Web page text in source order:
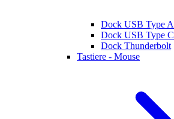
Dock USB Type A
Dock USB Type C
Dock Thunderbolt
Tastiere - Mouse